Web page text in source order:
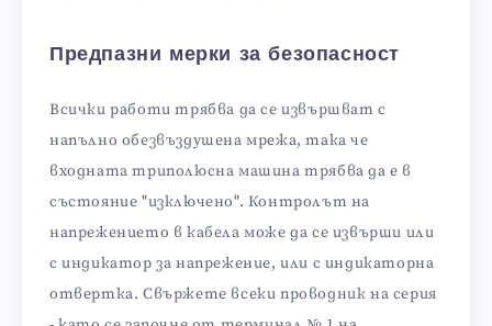
Предпазни мерки за безопасност
Всички работи трябва да се извършват с
напълно обезвъздушена мрежа, така че
входната триполюсна машина трябва да е в
състояние "изключено". Контролът на
напрежението в кабела може да се извърши или
с индикатор за напрежение, или с индикаторна
отвертка. Свържете всеки проводник на серия